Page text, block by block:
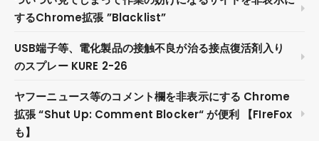
するChrome拡張 ”Blacklist”
USB端子等、電化製品の接触不良が治る接点復活剤入り
のスプレー KURE 2-26
ヤフーニュース等のコメント欄を非表示にする Chrome
拡張 “Shut Up: Comment Blocker“ が便利 【FIreFox
も】